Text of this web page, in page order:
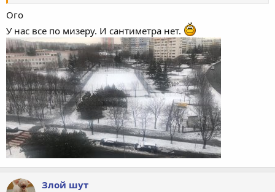
Ого
У нас все по мизеру. И сантиметра нет.
Злой шут